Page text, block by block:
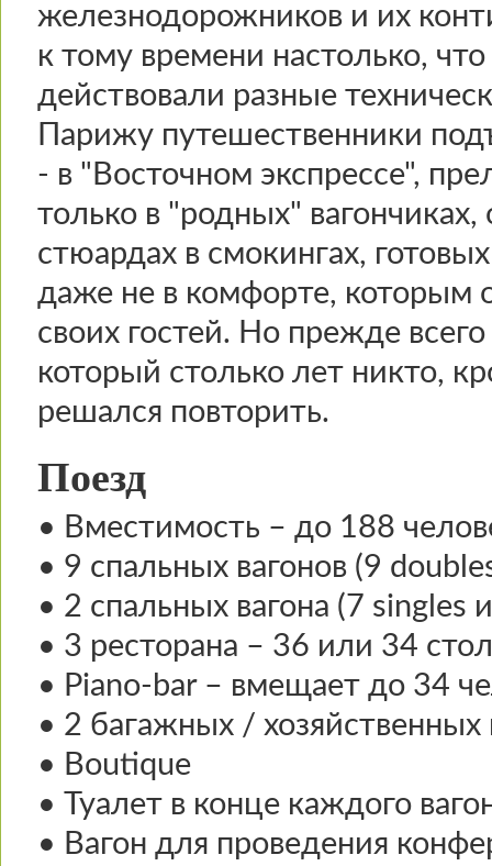
железнодорожников и их
к тому времени настолько,
действовали разные
Парижу путешественники
- в "Восточном экспрессе",
только в "родных"
стюардах в смокингах,
даже не в комфорте, которым
своих гостей. Но прежде
который столько лет никто,
решался повторить.
Поезд
• Вместимость – до 188
• 9 спальных вагонов (9
• 2 спальных вагона (7 singles
• 3 ресторана – 36 или 34
• Piano-bar – вмещает до 34
• 2 багажных / хозяйственных
• Boutique
• Туалет в конце каждого
• Вагон для проведения